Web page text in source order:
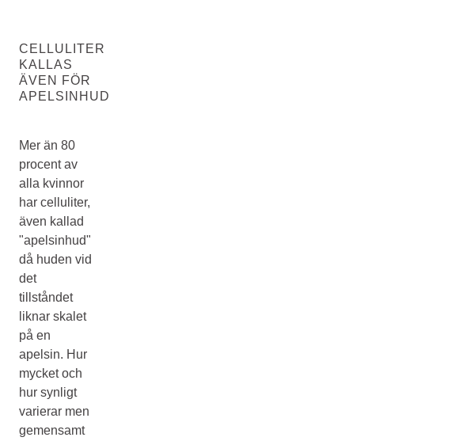
CELLULITER
KALLAS
ÄVEN FÖR
APELSINHUD
Mer än 80
procent av
alla kvinnor
har celluliter,
även kallad
"apelsinhud"
då huden vid
det
tillståndet
liknar skalet
på en
apelsin. Hur
mycket och
hur synligt
varierar men
gemensamt